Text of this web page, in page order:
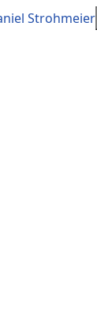
Strohmeier